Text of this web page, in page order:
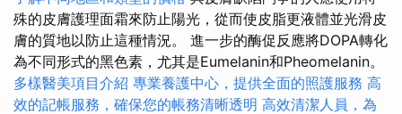
殊的皮膚護理面霜來防止陽光，從而使皮脂更液體並光滑皮
膚的質地以防止這種情況。 進一步的酶促反應將DOPA轉化
為不同形式的黑色素，尤其是Eumelanin和Pheomelanin。
多樣醫美項目介紹 專業養護中心，提供全面的照護服務 高
效的記帳服務，確保您的帳務清晰透明 高效清潔人員，為